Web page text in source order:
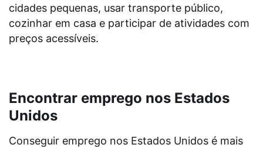
cidades pequenas, usar transporte público,
cozinhar em casa e participar de atividades com
preços acessíveis.
Encontrar emprego nos Estados
Unidos
Conseguir emprego nos Estados Unidos é mais